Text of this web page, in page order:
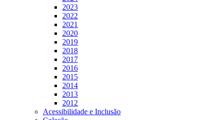
2023
2022
2021
2020
2019
2018
2017
2016
2015
2014
2013
2012
Acessibilidade e Inclusão